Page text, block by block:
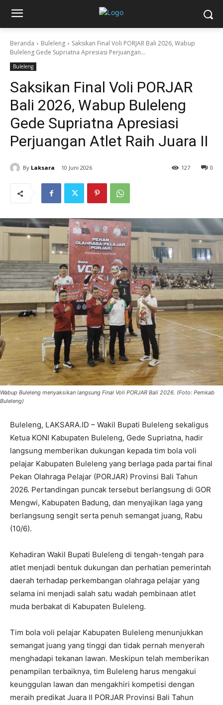
Beranda Buleleng
Saksikan Final Voli PORJAR Bali 2026, Wabup
Buleleng Gede Supriatna Apresiasi Perjuangan...
Buleleng
Saksikan Final Voli PORJAR
Bali 2026, Wabup Buleleng
Gede Supriatna Apresiasi
Perjuangan Atlet Raih Juara II
By Laksara 10 Juni 2026 0
127
Wabup Buleleng menyaksikan langsung Final Voli PORJAR Bali 2026. (Foto: Pemkab
Buleleng)
Buleleng, LAKSARA.ID – Wakil Bupati Buleleng sekaligus
Ketua KONI Kabupaten Buleleng, Gede Supriatna, hadir
langsung memberikan dukungan kepada tim bola voli
pelajar Kabupaten Buleleng yang berlaga pada partai final
Pekan Olahraga Pelajar (PORJAR) Provinsi Bali Tahun
2026. Pertandingan puncak tersebut berlangsung di GOR
Mengwi, Kabupaten Badung, dan menyajikan laga yang
berlangsung sengit serta penuh semangat juang, Rabu
(10/6).
Kehadiran Wakil Bupati Buleleng di tengah-tengah para
atlet menjadi bentuk dukungan dan perhatian pemerintah
daerah terhadap perkembangan olahraga pelajar yang
selama ini menjadi salah satu wadah pembinaan atlet
muda berbakat di Kabupaten Buleleng.
Tim bola voli pelajar Kabupaten Buleleng menunjukkan
semangat juang yang tinggi dan tidak pernah menyerah
menghadapi tekanan lawan. Meskipun telah memberikan
penampilan terbaiknya, tim Buleleng harus mengakui
keunggulan lawan dan mengakhiri kompetisi dengan
meraih predikat Juara II PORJAR Provinsi Bali Tahun